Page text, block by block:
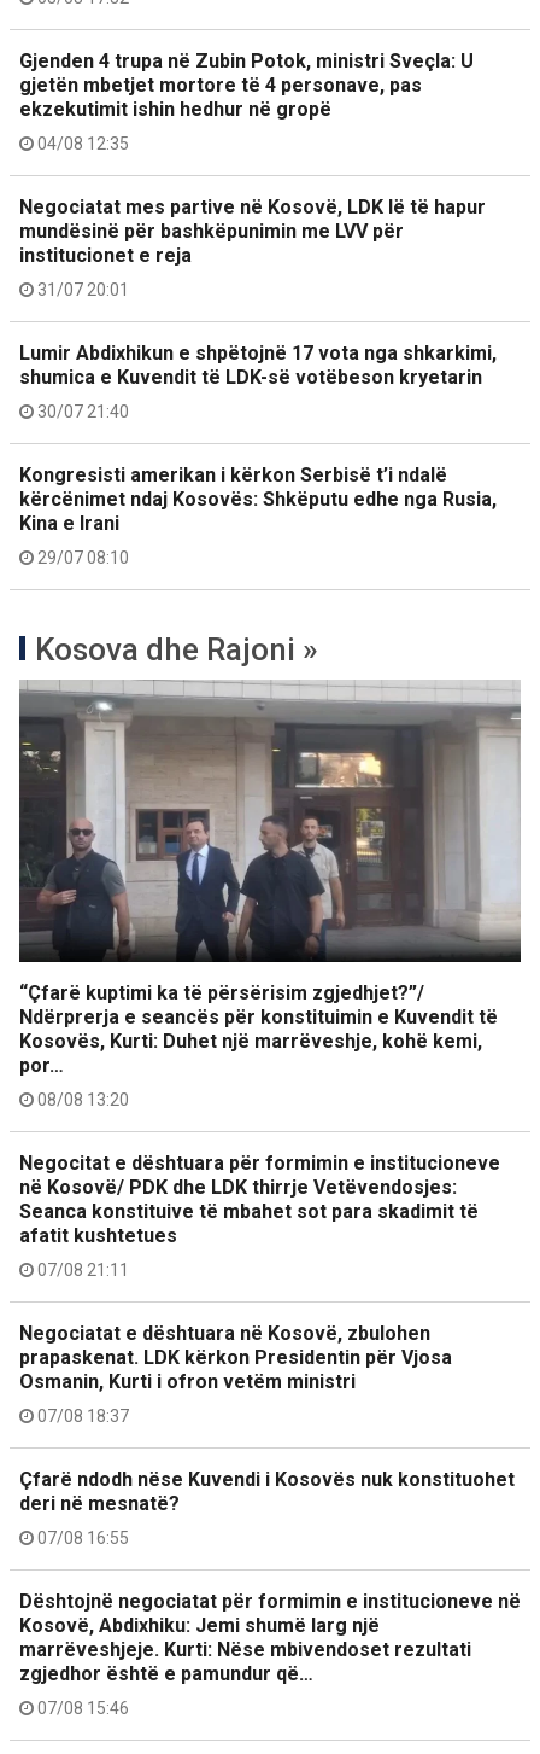
Gjenden 4 trupa në Zubin Potok, ministri Sveçla: U
gjetën mbetjet mortore të 4 personave, pas
ekzekutimit ishin hedhur në gropë
04/08 12:35
Negociatat mes partive në Kosovë, LDK lë të hapur
mundësinë për bashkëpunimin me LVV për
institucionet e reja
31/07 20:01
Lumir Abdixhikun e shpëtojnë 17 vota nga shkarkimi,
shumica e Kuvendit të LDK-së votëbeson kryetarin
30/07 21:40
Kongresisti amerikan i kërkon Serbisë t’i ndalë
kërcënimet ndaj Kosovës: Shkëputu edhe nga Rusia,
Kina e Irani
29/07 08:10
Kosova dhe Rajoni »
“Çfarë kuptimi ka të përsërisim zgjedhjet?”/
Ndërprerja e seancës për konstituimin e Kuvendit të
Kosovës, Kurti: Duhet një marrëveshje, kohë kemi,
por…
08/08 13:20
Negocitat e dështuara për formimin e institucioneve
në Kosovë/ PDK dhe LDK thirrje Vetëvendosjes:
Seanca konstituive të mbahet sot para skadimit të
afatit kushtetues
07/08 21:11
Negociatat e dështuara në Kosovë, zbulohen
prapaskenat. LDK kërkon Presidentin për Vjosa
Osmanin, Kurti i ofron vetëm ministri
07/08 18:37
Çfarë ndodh nëse Kuvendi i Kosovës nuk konstituohet
deri në mesnatë?
07/08 16:55
Dështojnë negociatat për formimin e institucioneve në
Kosovë, Abdixhiku: Jemi shumë larg një
marrëveshjeje. Kurti: Nëse mbivendoset rezultati
zgjedhor është e pamundur që…
07/08 15:46